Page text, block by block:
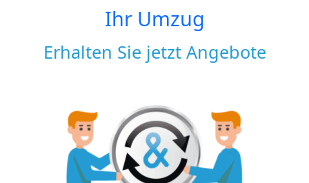
Ihr Umzug
Erhalten Sie jetzt Angebote